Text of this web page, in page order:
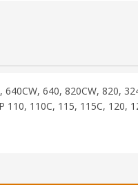
640, 820CW, 820,
110C, 115, 115C, 120,